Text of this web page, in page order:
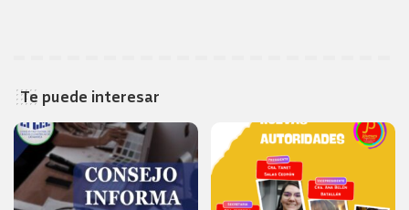
Te puede interesar